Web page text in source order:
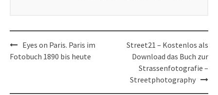
Post
navigation
Eyes on Paris. Paris im
Fotobuch 1890 bis heute
Street21 – Kostenlos als
Download das Buch zur
Strassenfotografie –
Streetphotography